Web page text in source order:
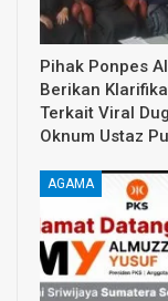
Pihak Ponpes
Berikan
Terkait Viral
Oknum Ustaz
AGAMA